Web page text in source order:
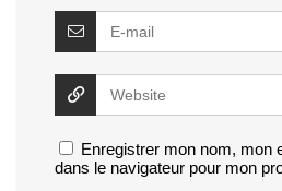
Enregistrer mon nom, mon
dans le navigateur pour mon